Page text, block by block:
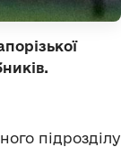
підрозділу